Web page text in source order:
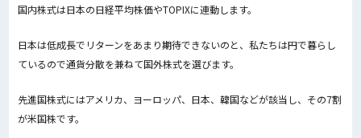
国内株式は日本の日経平均株価やTOPIXに連動します。
日本は低成長でリターンをあまり期待できないのと、私たちは円で暮らし
ているので通貨分散を兼ねて国外株式を選びます。
先進国株式にはアメリカ、ヨーロッパ、日本、韓国などが該当し、 その7割
が米国株です。